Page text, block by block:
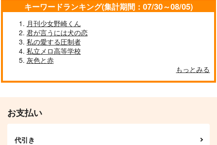
スモークブルーの雨の
ち晴れ 5
KADOKAWA
スモークブルーの雨の
ち晴れ 7
KADOKAWA
キーワードランキング(集計期間：07/30～08/05)
月刊少女野崎くん
君が言うには犬の恋
私の愛する圧制者
私立メロ高等学校
灰色と赤
もっとみる
お支払い
代引き